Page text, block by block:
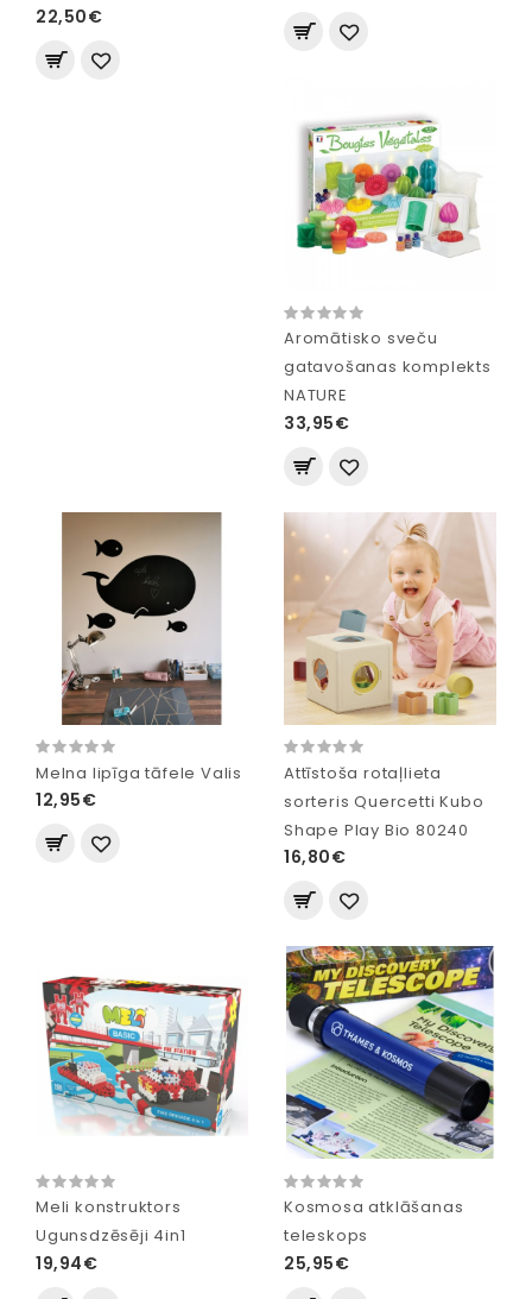
22,50€
Aromātisko sveču
gatavošanas komplekts
NATURE
33,95€
Melna lipīga tāfele Valis
12,95€
Attīstoša rotaļlieta
sorteris Quercetti Kubo
Shape Play Bio 80240
16,80€
Meli konstruktors
Ugunsdzēsēji 4in1
19,94€
Kosmosa atklāšanas
teleskops
25,95€